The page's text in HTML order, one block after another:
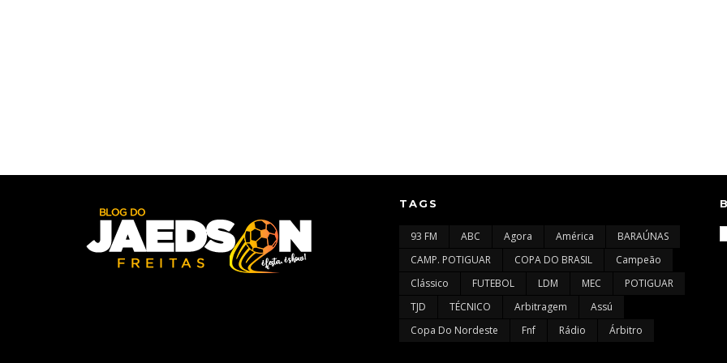
TAGS
93 FM ABC Agora América
BARAÚNAS
CAMP. POTIGUAR
COPA DO BRASIL
Campeão
Clássico
FUTEBOL LDM MEC
POTIGUAR
TJD
TÉCNICO Arbitragem
Assú
Copa Do Nordeste
Fnf Rádio Árbitro